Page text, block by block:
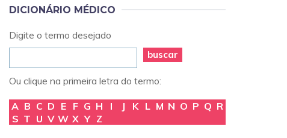
DICIONÁRIO MÉDICO
Digite o termo desejado
buscar
Ou clique na primeira letra do termo:
A B C D E F G H I J K L M N O P Q R
S T U V W X Y Z